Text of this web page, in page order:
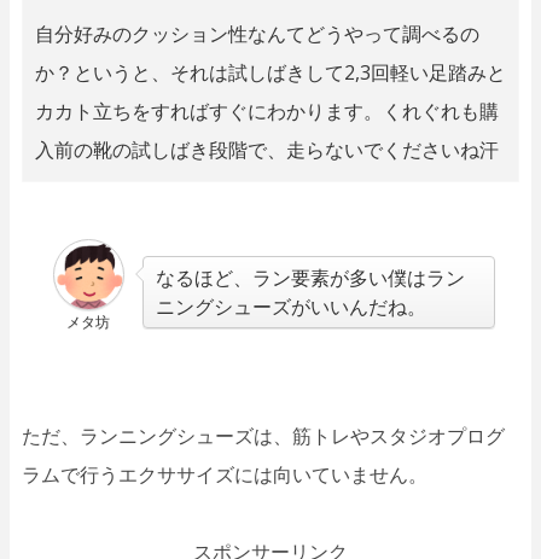
自分好みのクッション性なんてどうやって調べるの
か？というと、それは試しばきして2,3回軽い足踏みと
カカト立ちをすればすぐにわかります。くれぐれも購
入前の靴の試しばき段階で、走らないでくださいね汗
メタ坊
なるほど、ラン要素が多い僕はラン
ニングシューズがいいんだね。
ただ、ランニングシューズは、筋トレやスタジオプログ
ラムで行うエクササイズには向いていません。
スポンサーリンク